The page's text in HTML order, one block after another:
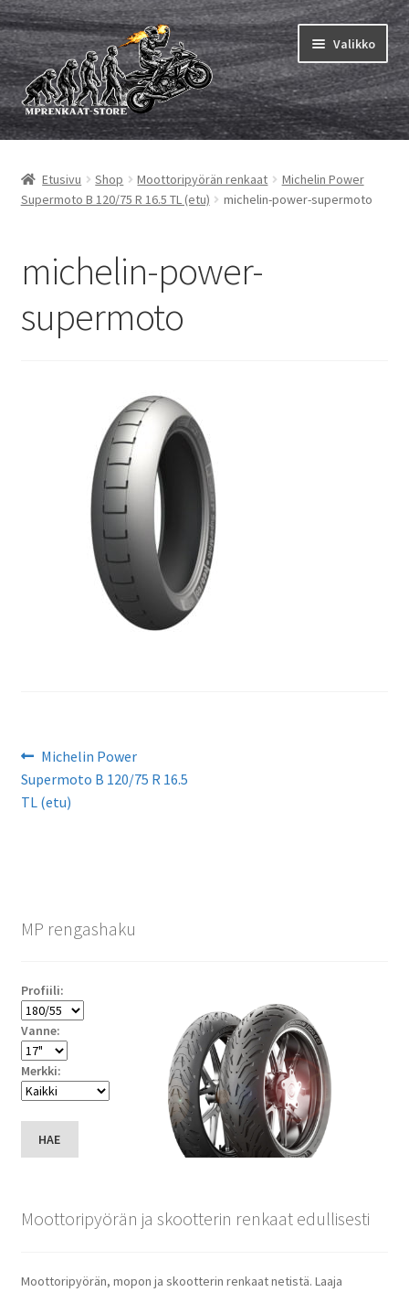
Siirry
navigointiin
Siirry
sisältöön
Valikko
MP renkaat
tason
valikko
Sisärenkaat ja nauhat
Vinkit&ohjeet
Yhteys
Etusivu Shop Moottoripyörän renkaat
Michelin Power
Supermoto B 120/75 R 16.5 TL (etu)
michelin-power-supermoto
michelin-power-
supermoto
Artikkelien
selaus
Edellinen
artikkeli
Michelin Power
Supermoto B 120/75 R 16.5
TL (etu)
MP rengashaku
Profiili:
Vanne:
Merkki:
HAE
Moottoripyörän ja skootterin renkaat edullisesti
Moottoripyörän, mopon ja skootterin renkaat netistä. Laaja